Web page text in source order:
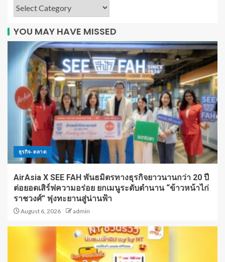
YOU MAY HAVE MISSED
ธุรกิจ-ตลาด
AirAsia X SEE FAH พันธมิตรทางธุรกิจยาวนานกว่า 20 ปี
ต่อยอดเสิร์ฟความอร่อย ยกเมนูระดับตำนาน “ข้าวหน้าไก่
ราชวงศ์” พุ่งทะยานสู่น่านฟ้า
August 6, 2026 admin